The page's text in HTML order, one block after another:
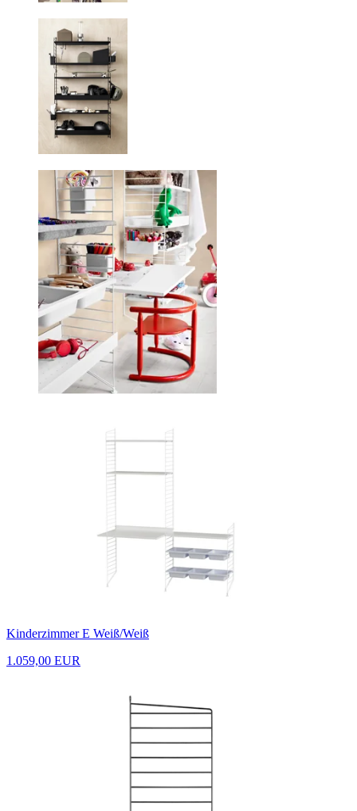
Kinderzimmer E Weiß/Weiß
1.059,00 EUR